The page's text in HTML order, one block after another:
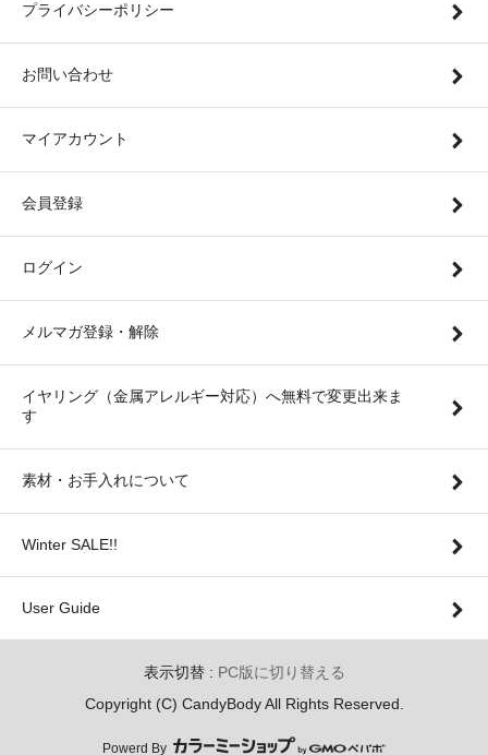
プライバシーポリシー
お問い合わせ
マイアカウント
会員登録
ログイン
メルマガ登録・解除
イヤリング（金属アレルギー対応）へ無料で変更出来ま
す
素材・お手入れについて
Winter SALE!!
User Guide
表示切替 : PC版に切り替える
Copyright (C) CandyBody All Rights Reserved.
Powerd By